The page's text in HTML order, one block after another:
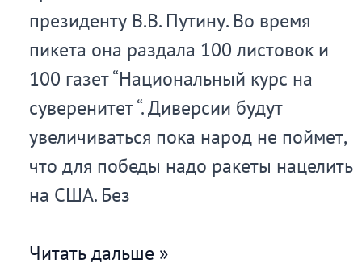
президенту В.В. Путину. Во время
пикета она раздала 100 листовок и
100 газет “Национальный курс на
суверенитет “. Диверсии будут
увеличиваться пока народ не поймет,
что для победы надо ракеты нацелить
на США. Без
Одиночный
Читать дальше »